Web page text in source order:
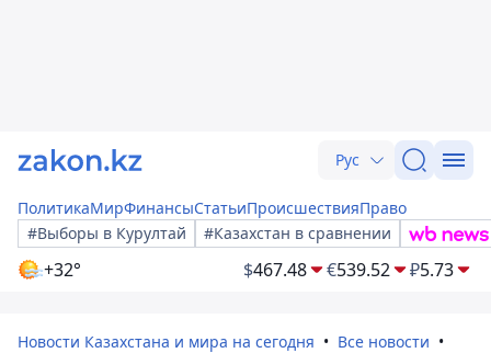
Рус
ПолитикаМирФинансыСтатьиПроисшествияПраво
#Выборы в Курултай
#Казахстан в сравнении
+32° $467.48 €539.52 ₽5.73
Новости Казахстана и мира на сегодня
Все новости